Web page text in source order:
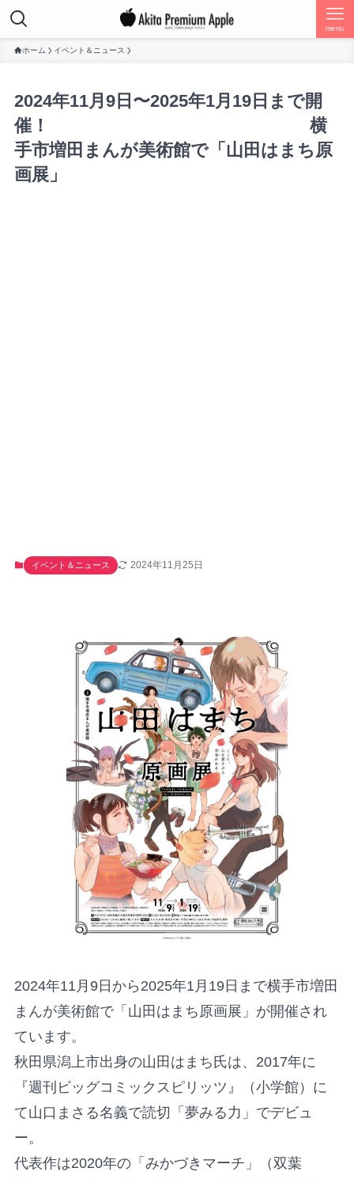
menu
ホーム イベント＆ニュース
2024年11月9日〜2025年1月19日まで開
催！ 横
手市増田まんが美術館で「山田はまち原
画展」
イベント＆ニュース 2024年11月25日
2024年11月9日から2025年1月19日まで横手市増田
まんが美術館で「山田はまち原画展」が開催され
ています。
秋田県潟上市出身の山田はまち氏は、2017年に
『週刊ビッグコミックスピリッツ』（小学館）に
て山口まさる名義で読切「夢みる力」でデビュ
ー。
代表作は2020年の「みかづきマーチ」（双葉